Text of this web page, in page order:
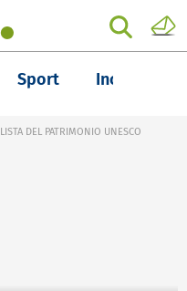
Sport Inchieste
DEL PATRIMONIO UNESCO